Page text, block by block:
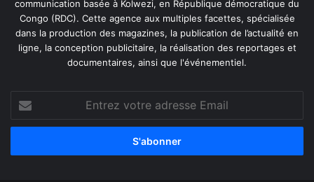
communication basée à Kolwezi, en République démocratique du
Congo (RDC). Cette agence aux multiples facettes, spécialisée
dans la production des magazines, la publication de l’actualité en
ligne, la conception publicitaire, la réalisation des reportages et
documentaires, ainsi que l'événementiel.
votre
adresse